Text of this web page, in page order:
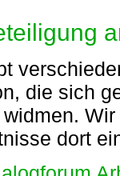
die sich
widmen.
dort